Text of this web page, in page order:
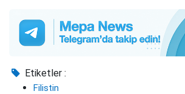
Etiketler :
Filistin